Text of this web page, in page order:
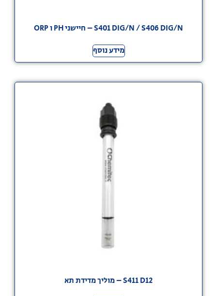
S401 DIG/N / S406 DIG/N – חיישני PH ו ORP
מידע נוסף
S411 D12 – מוליך מדידת תא